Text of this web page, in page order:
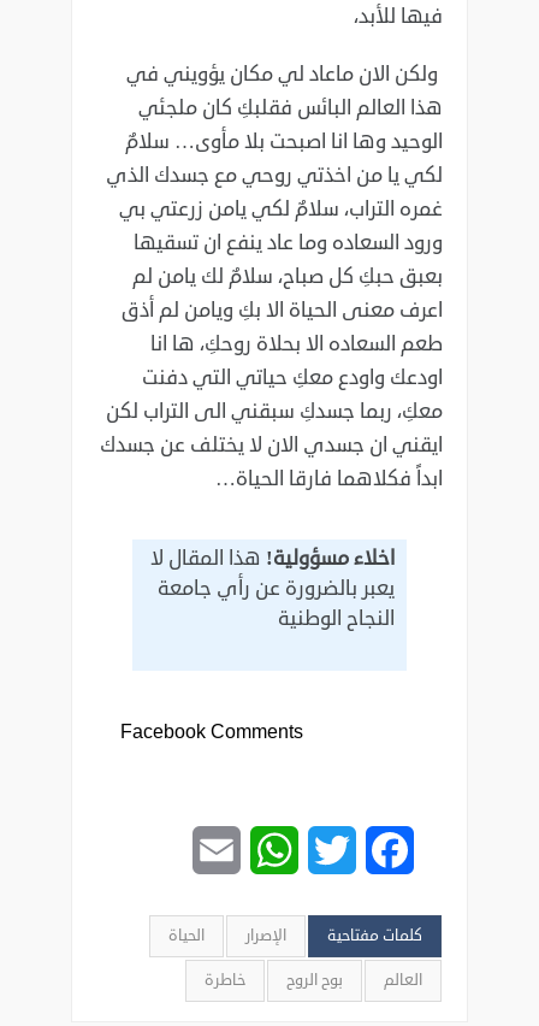
فيها للأبد،
ولكن الان ماعاد لي مكان يؤويني في
هذا العالم البائس فقلبكِ كان ملجئي
الوحيد وها انا اصبحت بلا مأوى… سلامٌ
لكي يا من اخذتي روحي مع جسدك الذي
غمره التراب، سلامٌ لكي يامن زرعتي بي
ورود السعاده وما عاد ينفع ان تسقيها
بعبق حبكِ كل صباح، سلامٌ لك يامن لم
اعرف معنى الحياة الا بكِ ويامن لم أذق
طعم السعاده الا بحلاة روحكِ، ها انا
اودعك واودع معكِ حياتي التي دفنت
معكِ، ربما جسدكِ سبقني الى التراب لكن
ايقني ان جسدي الان لا يختلف عن جسدك
ابداً فكلاهما فارقا الحياة…
اخلاء مسؤولية! هذا المقال لا
يعبر بالضرورة عن رأي جامعة
النجاح الوطنية
Facebook Comments
Facebook
Twitter
WhatsApp
كلمات مفتاحية الإصرار الحياة
العالم بوح الروح خاطرة